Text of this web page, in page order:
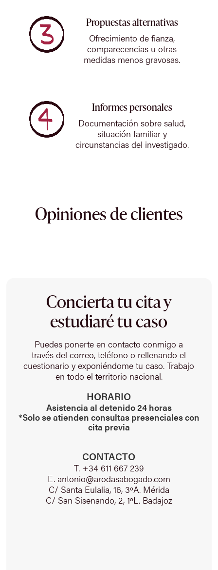
Propuestas alternativas
Ofrecimiento de fianza,
comparecencias u otras
medidas menos gravosas.
Informes personales
Documentación sobre salud,
situación familiar y
circunstancias del investigado.
Opiniones de clientes
Concierta tu cita y
estudiaré tu caso
Puedes ponerte en contacto conmigo a
través del correo, teléfono o rellenando el
cuestionario y exponiéndome tu caso. Trabajo
en todo el territorio nacional.
HORARIO
Asistencia al detenido 24 horas
*Solo se atienden consultas presenciales con
cita previa
CONTACTO
T. +34 611 667 239
E. antonio@arodasabogado.com
C/ Santa Eulalia, 16, 3ºA. Mérida
C/ San Sisenando, 2, 1ºL. Badajoz